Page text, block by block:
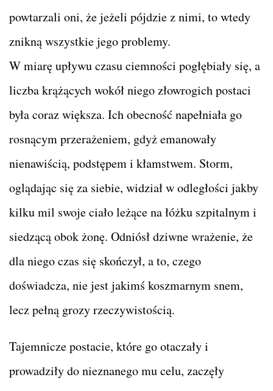
powtarzali oni, że jeżeli pójdzie z nimi, to wtedy
znikną wszystkie jego problemy.
W miarę upływu czasu ciemności pogłębiały się, a
liczba krążących wokół niego złowrogich postaci
była coraz większa. Ich obecność napełniała go
rosnącym przerażeniem, gdyż emanowały
nienawiścią, podstępem i kłamstwem. Storm,
oglądając się za siebie, widział w odległości jakby
kilku mil swoje ciało leżące na łóżku szpitalnym i
siedzącą obok żonę. Odniósł dziwne wrażenie, że
dla niego czas się skończył, a to, czego
doświadcza, nie jest jakimś koszmarnym snem,
lecz pełną grozy rzeczywistością.
Tajemnicze postacie, które go otaczały i
prowadziły do nieznanego mu celu, zaczęły